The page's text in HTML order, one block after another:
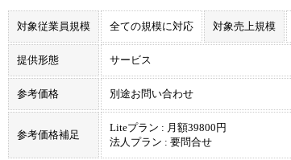
対象従業員規模 全ての規模に対応 対象売上規模
提供形態 サービス
参考価格 別途お問い合わせ
参考価格補足
Liteプラン : 月額39800円
法人プラン : 要問合せ